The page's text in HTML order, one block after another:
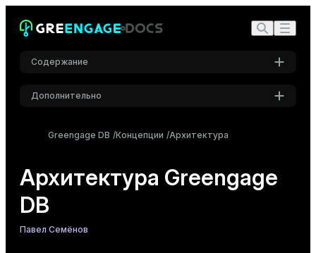
Содержание
Массивно-параллельная архитектура
Сегменты
Дополнительно
Roboto Mono
Greengage DB Концепции Архитектура
Архитектура Greengage
DB
Павел Семёнов